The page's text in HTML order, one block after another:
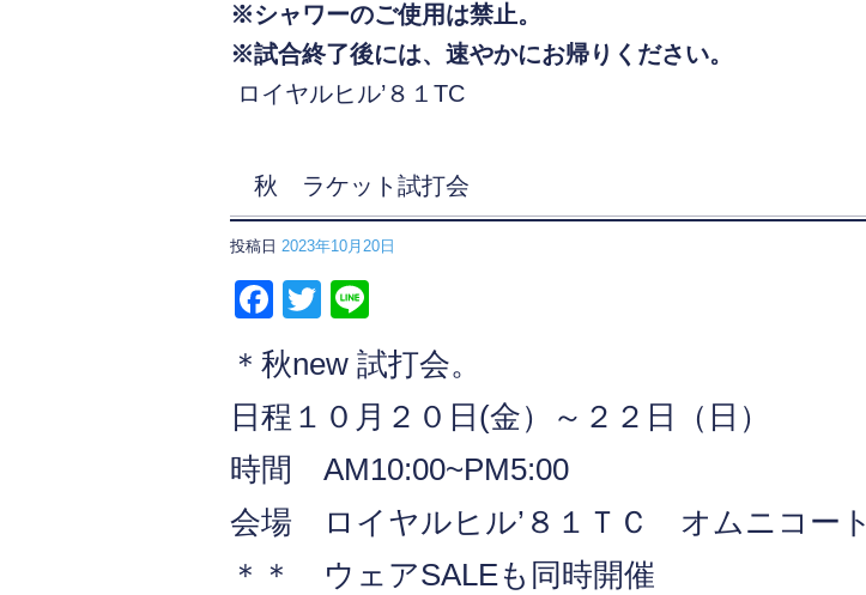
※シャワーのご使用は禁止。
※試合終了後には、速やかにお帰りください。
ロイヤルヒル’８１TC
秋 ラケット試打会
投稿日 2023年10月20日
F
c
e
b
o
o
k
T
tt
er
n
e
＊秋new 試打会。
日程１０月２０日(金）～２２日（日）
時間 AM10:00~PM5:00
会場 ロイヤルヒル’８１ＴＣ オムニコート
＊＊ ウェアSALEも同時開催